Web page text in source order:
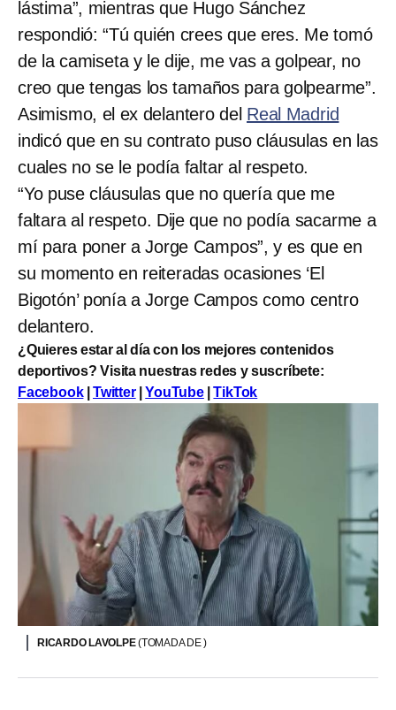
lástima”, mientras que Hugo Sánchez
respondió: “Tú quién crees que eres. Me tomó
de la camiseta y le dije, me vas a golpear, no
creo que tengas los tamaños para golpearme”.
Asimismo, el ex delantero del Real Madrid
indicó que en su contrato puso cláusulas en las
cuales no se le podía faltar al respeto.
“Yo puse cláusulas que no quería que me
faltara al respeto. Dije que no podía sacarme a
mí para poner a Jorge Campos”, y es que en
su momento en reiteradas ocasiones ‘El
Bigotón’ ponía a Jorge Campos como centro
delantero.
¿Quieres estar al día con los mejores contenidos
deportivos? Visita nuestras redes y suscríbete:
Facebook|Twitter|YouTube|TikTok
RICARDO LAVOLPE(TOMADA DE )